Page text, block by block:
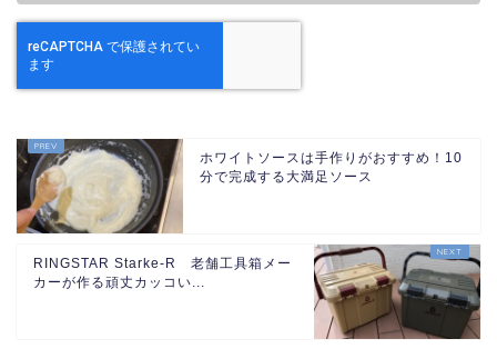
ホワイトソースは手作りがおすすめ！10
分で完成する大満足ソース
RINGSTAR Starke-R 老舗工具箱メー
カーが作る頑丈カッコい...